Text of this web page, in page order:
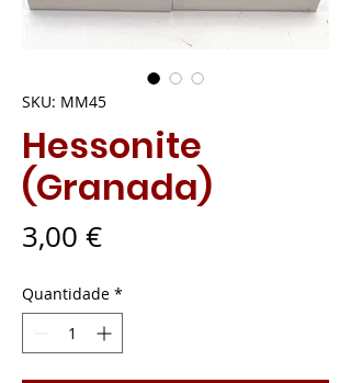
SKU: MM45
Hessonite
(Granada)
3,00 €Preço
Quantidade *